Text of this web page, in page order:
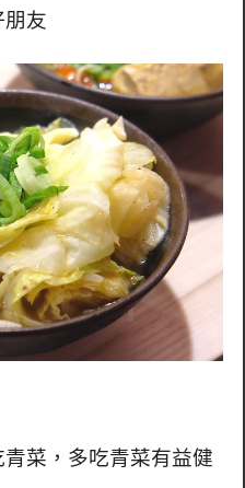
朋友
菜，多吃青菜有益健